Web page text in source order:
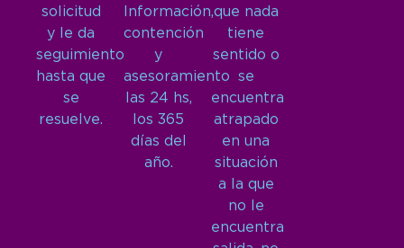
solicitud
y le da
seguimiento
hasta que
se
resuelve.
Información,
contención
y
asesoramiento
las 24 hs,
los 365
días del
año.
que nada
tiene
sentido o
se
encuentra
atrapado
en una
situación
a la que
no le
encuentra